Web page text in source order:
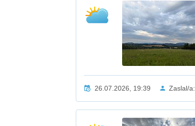
26.07.2026, 19:39 Zaslal/a: